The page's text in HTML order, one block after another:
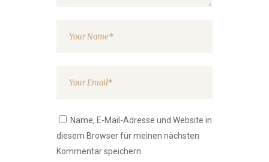
Name, E-Mail-Adresse und Website in
diesem Browser für meinen nächsten
Kommentar speichern.